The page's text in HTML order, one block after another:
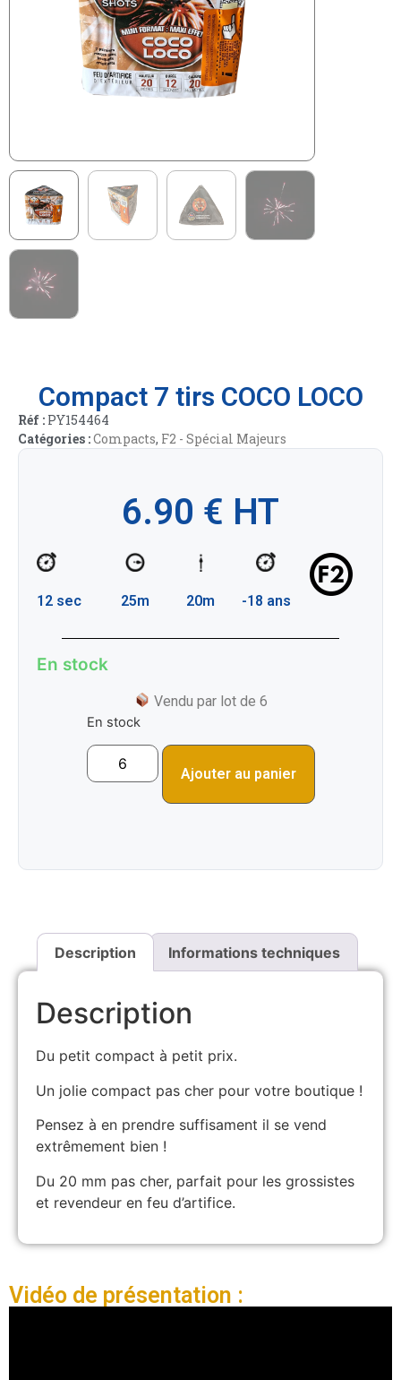
Compact 7 tirs COCO LOCO
Réf : PY154464
Catégories :Compacts, F2 - Spécial Majeurs
6.90 € HT
12 sec 25m 20m -18 ans
En stock
Vendu par lot de 6
En stock
Ajouter au panier
Description Informations techniques
Description
Du petit compact à petit prix.
Un jolie compact pas cher pour votre boutique !
Pensez à en prendre suffisament il se vend
extrêmement bien !
Du 20 mm pas cher, parfait pour les grossistes
et revendeur en feu d’artifice.
Vidéo de présentation :